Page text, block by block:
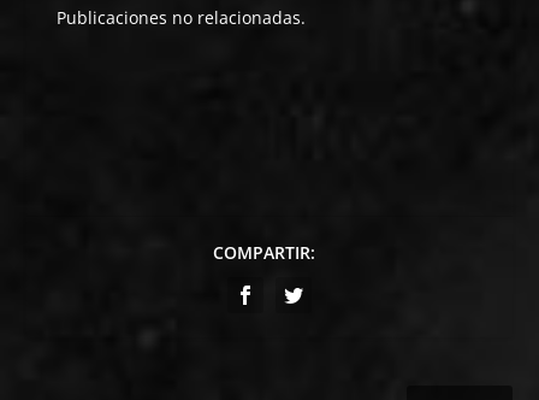
Publicaciones no relacionadas.
COMPARTIR: